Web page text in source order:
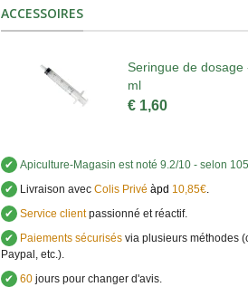
ACCESSOIRES
Seringue de dosage
ml
€ 1,60
✔ Apiculture-Magasin est noté 9.2/10 - selon
✔ Livraison avecColis Privé àpd 10,85€.
✔ Service clientpassionné et réactif.
✔ Paiements sécurisésvia plusieurs méthodes
Paypal, etc.).
✔ 60jours pour changer d'avis.